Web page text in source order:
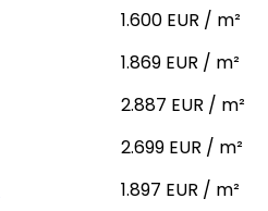
1.600 EUR / m²
1.869 EUR / m²
2.887 EUR / m²
2.699 EUR / m²
1.897 EUR / m²